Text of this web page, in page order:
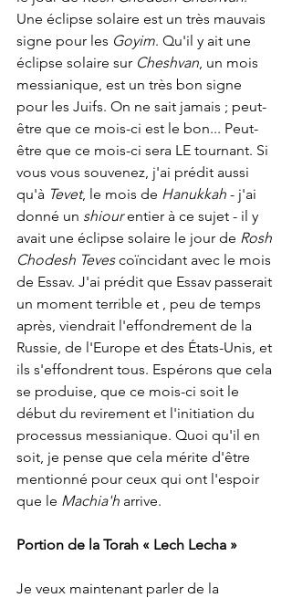
Une éclipse solaire est un très mauvais
signe pour les Goyim. Qu'il y ait une
éclipse solaire sur Cheshvan , un mois
messianique, est un très bon signe
pour les Juifs. On ne sait jamais ; peut-
être que ce mois-ci est le bon... Peut-
être que ce mois-ci sera LE tournant. Si
vous vous souvenez, j'ai prédit aussi
qu'à Tevet, le mois de Hanukkah - j'ai
donné un shiour entier à ce sujet - il y
avait une éclipse solaire le jour de Rosh
Chodesh Teves coïncidant avec le mois
de Essav. J'ai prédit que Essav passerait
un moment terrible et , peu de temps
après, viendrait l'effondrement de la
Russie, de l'Europe et des États-Unis, et
ils s'effondrent tous. Espérons que cela
se produise, que ce mois-ci soit le
début du revirement et l'initiation du
processus messianique. Quoi qu'il en
soit, je pense que cela mérite d'être
mentionné pour ceux qui ont l'espoir
que le Machia'h arrive.
Portion de la Torah « Lech Lecha »
Je veux maintenant parler de la